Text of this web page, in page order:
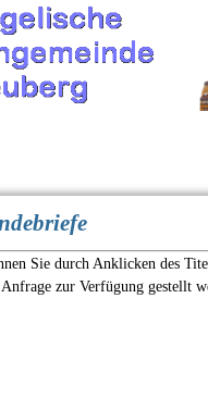
Sie durch Anklicken des
zur Verfügung gestellt